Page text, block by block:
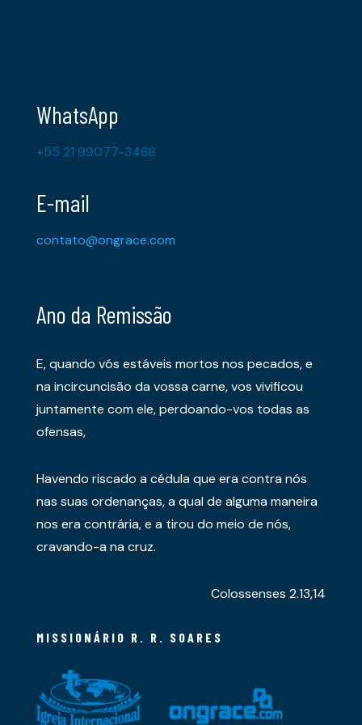
WhatsApp
+55 21 99077-3468
E-mail
contato@ongrace.com
Ano da Remissão
E, quando vós estáveis mortos nos pecados, e
na incircuncisão da vossa carne, vos vivificou
juntamente com ele, perdoando-vos todas as
ofensas,
Havendo riscado a cédula que era contra nós
nas suas ordenanças, a qual de alguma maneira
nos era contrária, e a tirou do meio de nós,
cravando-a na cruz.
Colossenses 2.13,14
MISSIONÁRIO R. R. SOARES